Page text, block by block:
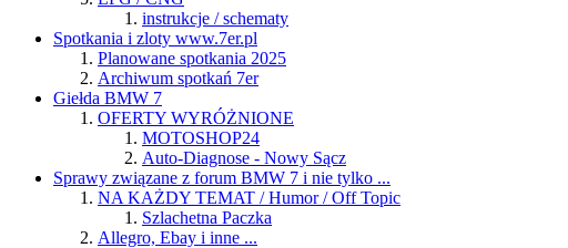
instrukcje / schematy
Spotkania i zloty www.7er.pl
Planowane spotkania 2025
Archiwum spotkań 7er
Giełda BMW 7
OFERTY WYRÓŻNIONE
MOTOSHOP24
Auto-Diagnose - Nowy Sącz
Sprawy związane z forum BMW 7 i nie tylko ...
NA KAŻDY TEMAT / Humor / Off Topic
Szlachetna Paczka
Allegro, Ebay i inne ...